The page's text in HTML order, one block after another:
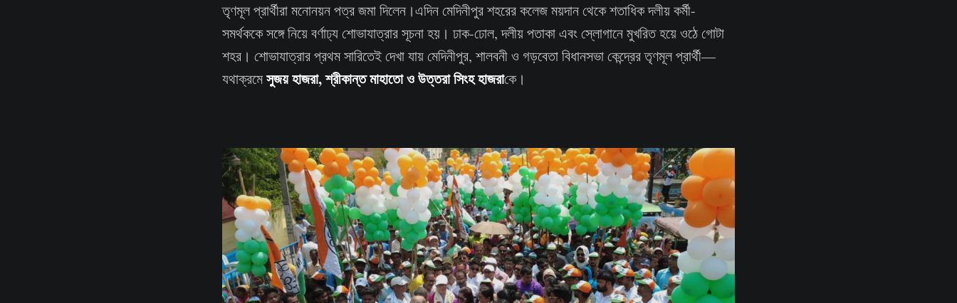
তৃণমূল প্রার্থীরা মনোনয়ন পত্র জমা দিলেন।এদিন মেদিনীপুর শহরের কলেজ ময়দান থেকে শতাধিক দলীয় কর্মী-
সমর্থককে সঙ্গে নিয়ে বর্ণাঢ্য শোভাযাত্রার সূচনা হয়। ঢাক-ঢোল, দলীয় পতাকা এবং স্লোগানে মুখরিত হয়ে ওঠে গোটা
শহর। শোভাযাত্রার প্রথম সারিতেই দেখা যায় মেদিনীপুর, শালবনী ও গড়বেতা বিধানসভা কেন্দ্রের তৃণমূল প্রার্থী—
যথাক্রমেসুজয় হাজরা, শ্রীকান্ত মাহাতো ও উত্তরা সিংহ হাজরাকে।